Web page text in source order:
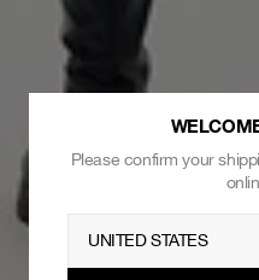
Please confirm your
UNITED STATES